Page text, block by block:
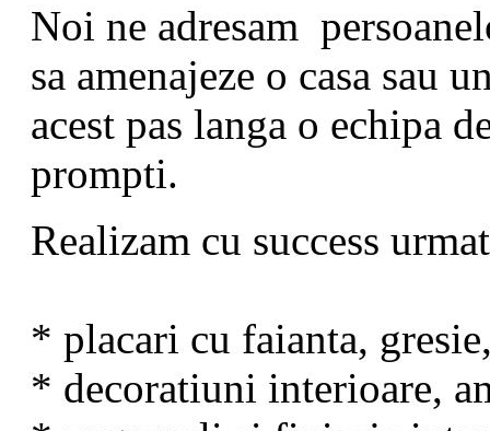
Noi ne adresam
sa amenajeze o casa sau
acest pas langa o echipa
prompti.
Realizam cu success
* placari cu faianta,
* decoratiuni interioare,